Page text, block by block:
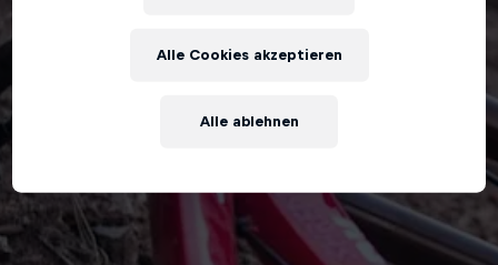
Alle ablehnen
Alle Cookies akzeptieren